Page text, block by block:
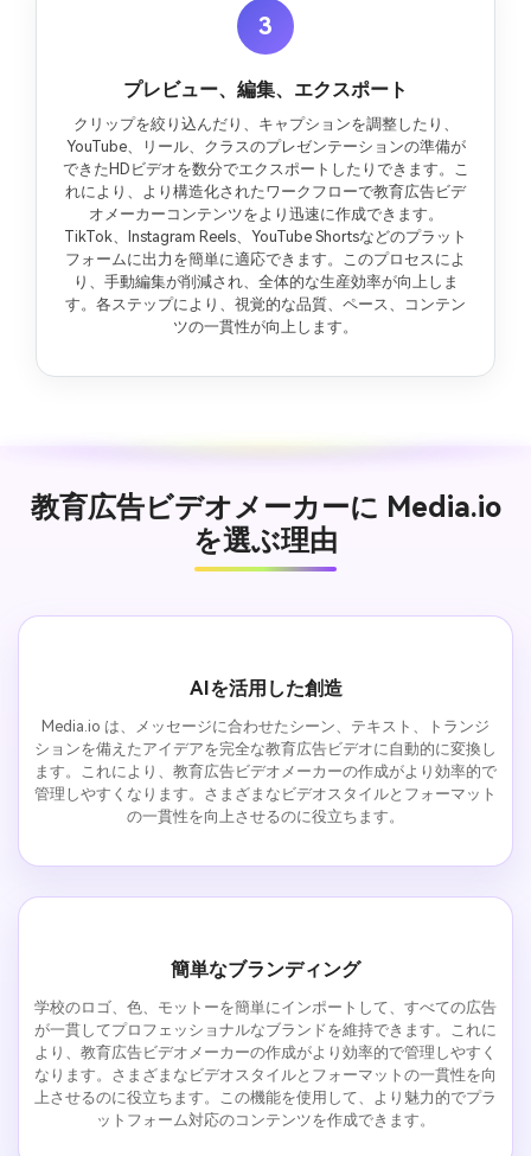
3
プレビュー、編集、エクスポート
クリップを絞り込んだり、キャプションを調整したり、
YouTube、リール、クラスのプレゼンテーションの準備が
できたHDビデオを数分でエクスポートしたりできます。こ
れにより、より構造化されたワークフローで教育広告ビデ
オメーカーコンテンツをより迅速に作成できます。
TikTok、Instagram Reels、YouTube Shortsなどのプラット
フォームに出力を簡単に適応できます。このプロセスによ
り、手動編集が削減され、全体的な生産効率が向上しま
す。各ステップにより、視覚的な品質、ペース、コンテン
ツの一貫性が向上します。
教育広告ビデオメーカーに Media.io
を選ぶ理由
AIを活用した創造
Media.io は、メッセージに合わせたシーン、テキスト、トランジ
ションを備えたアイデアを完全な教育広告ビデオに自動的に変換し
ます。これにより、教育広告ビデオメーカーの作成がより効率的で
管理しやすくなります。さまざまなビデオスタイルとフォーマット
の一貫性を向上させるのに役立ちます。
簡単なブランディング
学校のロゴ、色、モットーを簡単にインポートして、すべての広告
が一貫してプロフェッショナルなブランドを維持できます。これに
より、教育広告ビデオメーカーの作成がより効率的で管理しやすく
なります。さまざまなビデオスタイルとフォーマットの一貫性を向
上させるのに役立ちます。この機能を使用して、より魅力的でプラ
ットフォーム対応のコンテンツを作成できます。